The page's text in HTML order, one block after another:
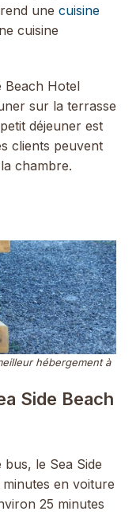
une cuisine
cuisine
Beach Hotel
sur la terrasse
déjeuner est
clients peuvent
chambre.
hébergement à
Side Beach
bus, le Sea Side
en voiture
25 minutes